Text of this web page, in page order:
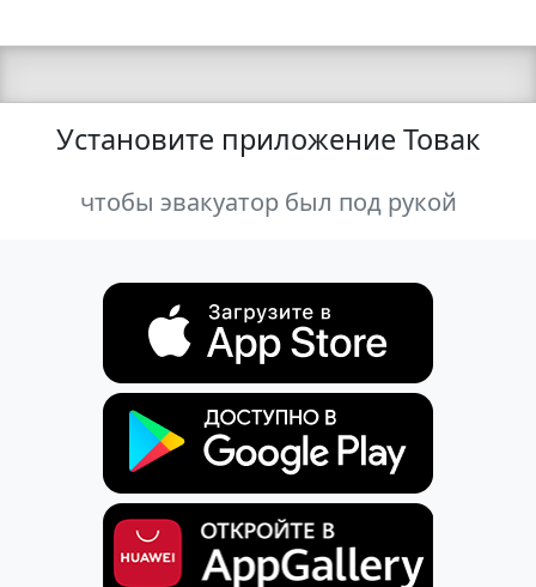
Установите приложение Товак
чтобы эвакуатор был под рукой